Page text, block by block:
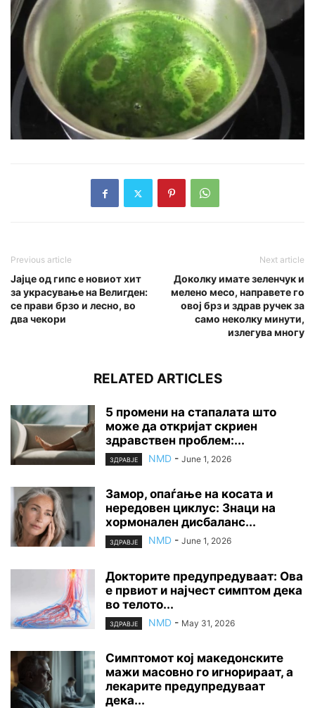
Previous article
Јајце од гипс е новиот хит
за украсување на Велигден:
се прави брзо и лесно, во
два чекори
Next article
Доколку имате зеленчук и
мелено месо, направете го
овој брз и здрав ручек за
само неколку минути,
излегува многу
RELATED ARTICLES
5 промени на стапалата што
може да откријат скриен
здравствен проблем:...
ЗДРАВЈЕ NMD - June 1, 2026
Замор, опаѓање на косата и
нередовен циклус: Знаци на
хормонален дисбаланс...
ЗДРАВЈЕ NMD - June 1, 2026
Докторите предупредуваат: Ова
е првиот и најчест симптом дека
во телото...
ЗДРАВЈЕ NMD - May 31, 2026
Симптомот кој македонските
мажи масовно го игнорираат, а
лекарите предупредуваат
дека...